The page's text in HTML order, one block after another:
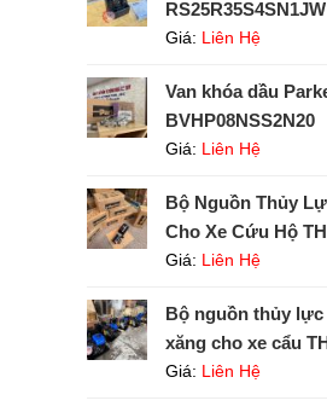
RS25R35S4SN1JW
Giá: Liên Hệ
Van khóa dầu
BVHP08NSS2N20
Giá: Liên Hệ
Bộ Nguồn Thủy
Cho Xe Cứu Hộ
Giá: Liên Hệ
Bộ nguồn thủy
xăng cho xe cẩu
Giá: Liên Hệ